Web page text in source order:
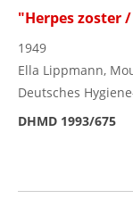
"Herpes zoster
1949
Ella Lippmann,
Deutsches
DHMD 1993/675